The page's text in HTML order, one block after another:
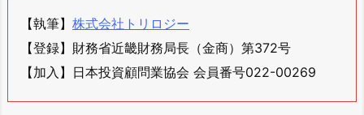
【執筆】 株式会社トリロジー
【登録】財務省近畿財務局長（金商）第372号
【加入】日本投資顧問業協会 会員番号022-00269